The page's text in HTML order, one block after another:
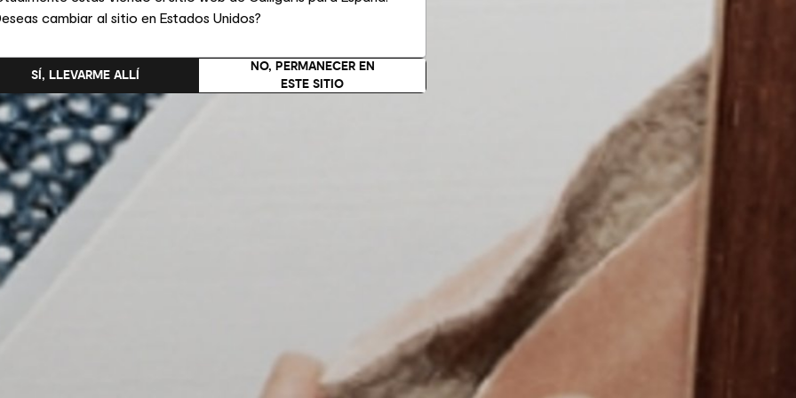
cambiar al sitio en Estados Unidos?
NO, PERMANECER EN
ESTE SITIO
SÍ, LLEVARME ALLÍ